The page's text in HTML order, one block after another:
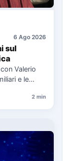
6 Ago 2026
sul
Valerio
e le
2 min